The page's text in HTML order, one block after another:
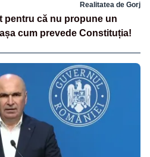
Realitatea de Gorj
pentru că nu propune un
cum prevede Constituția!